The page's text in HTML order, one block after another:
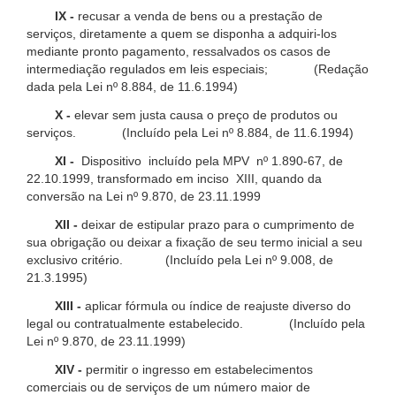
IX - recusar a venda de bens ou a prestação de
serviços, diretamente a quem se disponha a adquiri-los
mediante pronto pagamento, ressalvados os casos de
intermediação regulados em leis especiais; (Redação
dada pela Lei nº 8.884, de 11.6.1994)
X - elevar sem justa causa o preço de produtos ou
serviços. (Incluído pela Lei nº 8.884, de 11.6.1994)
XI -
Dispositivo incluído pela MPV nº 1.890-67, de
22.10.1999, transformado em inciso XIII, quando da
conversão na Lei nº 9.870, de 23.11.1999
XII - deixar de estipular prazo para o cumprimento de
sua obrigação ou deixar a fixação de seu termo inicial a seu
exclusivo critério. (Incluído pela Lei nº 9.008, de
21.3.1995)
XIII - aplicar fórmula ou índice de reajuste diverso do
legal ou contratualmente estabelecido. (Incluído pela
Lei nº 9.870, de 23.11.1999)
XIV - permitir o ingresso em estabelecimentos
comerciais ou de serviços de um número maior de